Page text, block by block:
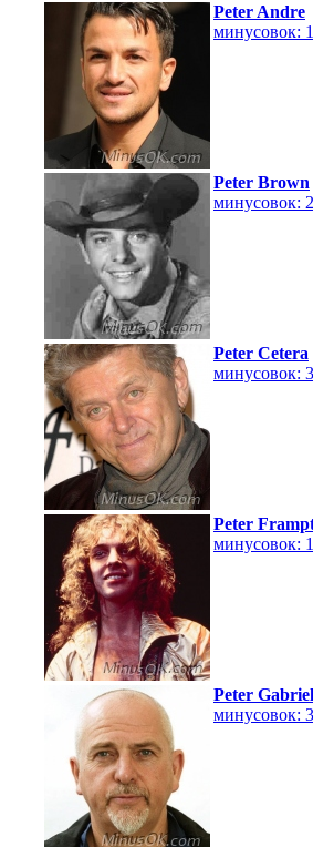
Peter Andre
минусовок: 1
Peter Brown
минусовок: 2
Peter Cetera
минусовок: 3
Peter
минусовок: 1
Peter Gabriel
минусовок: 3